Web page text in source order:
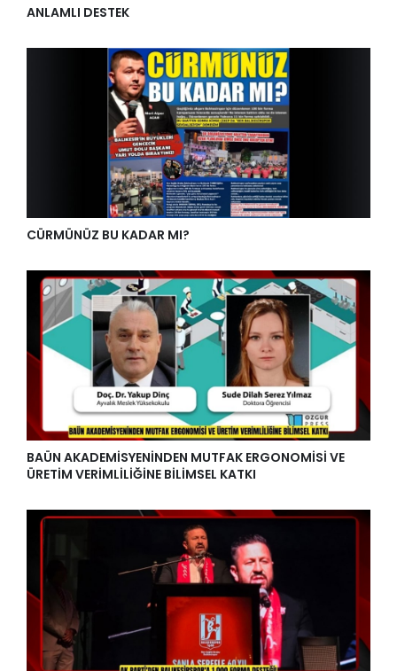
ANLAMLI DESTEK
CÜRMÜNÜZ BU KADAR MI?
BAÜN AKADEMİSYENİNDEN MUTFAK ERGONOMİSİ VE
ÜRETİM VERİMLİLİĞİNE BİLİMSEL KATKI